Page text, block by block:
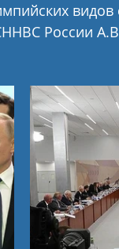
видов
России